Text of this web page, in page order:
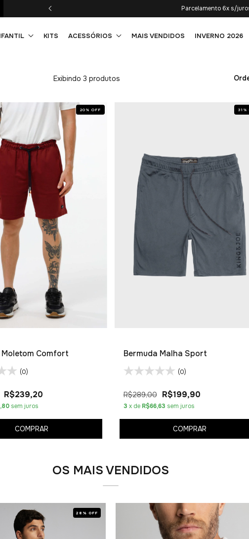
Parcelamento 6x s/
KITS ACESSÓRIOS MAIS VENDIDOS INVERNO 2026
Exibindo 3 produtos
20 % OFF
Moletom Comfort
(0)
R$239,20
sem juros
COMPRAR
31 %
Bermuda Malha Sport
(0)
R$289,00 R$199,90
3 x de R$66,63 sem juros
COMPRAR
OS MAIS VENDIDOS
28% OFF